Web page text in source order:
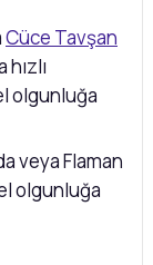
Cüce Tavşan
olgunluğa
veya Flaman
olgunluğa